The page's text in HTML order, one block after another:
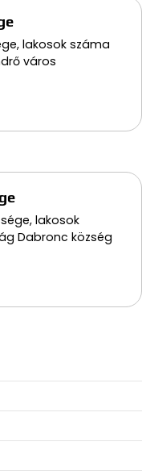
lakosok száma
város
lakosok
Dabronc község